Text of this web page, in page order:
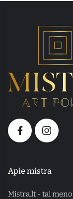
Apie mistra
Mistra.lt - tai